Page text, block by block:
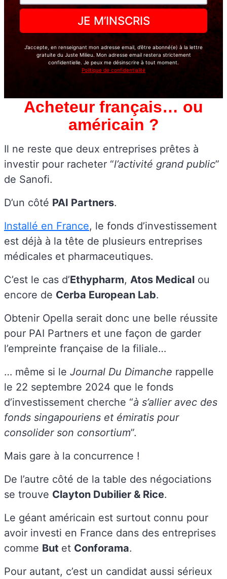
J’accepte, en renseignant mon adresse email, d’être abonné(e) à la lettre
gratuite du Juste Milieu. Mon adresse email restera strictement
confidentielle. Je peux me désinscrire à tout moment.
Politique de confidentialité
Acheteur français… ou
américain ?
Il ne reste que deux entreprises prêtes à
investir pour racheter “l’activité grand public”
de Sanofi.
D’un côté PAI Partners.
Installé en France, le fonds d’investissement
est déjà à la tête de plusieurs entreprises
médicales et pharmaceutiques.
C’est le cas d’Ethypharm, Atos Medical ou
encore de Cerba European Lab.
Obtenir Opella serait donc une belle réussite
pour PAI Partners et une façon de garder
l’empreinte française de la filiale…
… même si le Journal Du Dimanche rappelle
le 22 septembre 2024 que le fonds
d’investissement cherche “à s’allier avec des
fonds singapouriens et émiratis pour
consolider son consortium”.
Mais gare à la concurrence !
De l’autre côté de la table des négociations
se trouve Clayton Dubilier & Rice.
Le géant américain est surtout connu pour
avoir investi en France dans des entreprises
comme But et Conforama.
Pour autant, c’est un candidat aussi sérieux